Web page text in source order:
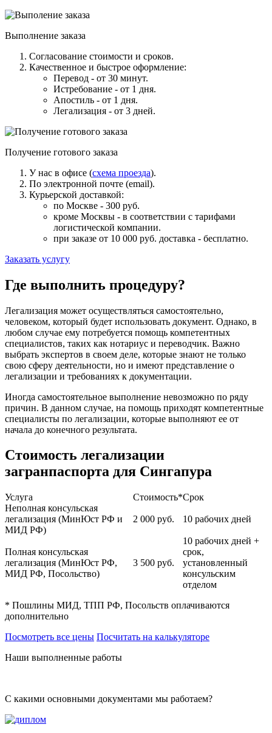
Выполнение заказа
Согласование стоимости и сроков.
Качественное и быстрое оформление:
Перевод - от 30 минут.
Истребование - от 1 дня.
Апостиль - от 1 дня.
Легализация - от 3 дней.
Получение готового заказа
У нас в офисе (схема проезда).
По электронной почте (email).
Курьерской доставкой:
по Москве - 300 руб.
кроме Москвы - в соответствии с тарифами
логистической компании.
при заказе от 10 000 руб. доставка - бесплатно.
Заказать услугу
Где выполнить процедуру?
Легализация может осуществляться самостоятельно,
человеком, который будет использовать документ. Однако, в
любом случае ему потребуется помощь компетентных
специалистов, таких как нотариус и переводчик. Важно
выбрать экспертов в своем деле, которые знают не только
свою сферу деятельности, но и имеют представление о
легализации и требованиях к документации.
Иногда самостоятельное выполнение невозможно по ряду
причин. В данном случае, на помощь приходят компетентные
специалисты по легализации, которые выполняют ее от
начала до конечного результата.
Стоимость легализации
загранпаспорта для Сингапура
Услуга Стоимость*Срок
Неполная консульская
легализация (МинЮст РФ и
МИД РФ)
2 000 руб. 10 рабочих дней
Полная консульская
легализация (МинЮст РФ,
МИД РФ, Посольство)
3 500 руб.
10 рабочих дней +
срок,
установленный
консульским
отделом
* Пошлины МИД, ТПП РФ, Посольств оплачиваются
дополнительно
Посмотреть все цены Посчитать на калькуляторе
Наши выполненные работы
С какими основными документами мы работаем?